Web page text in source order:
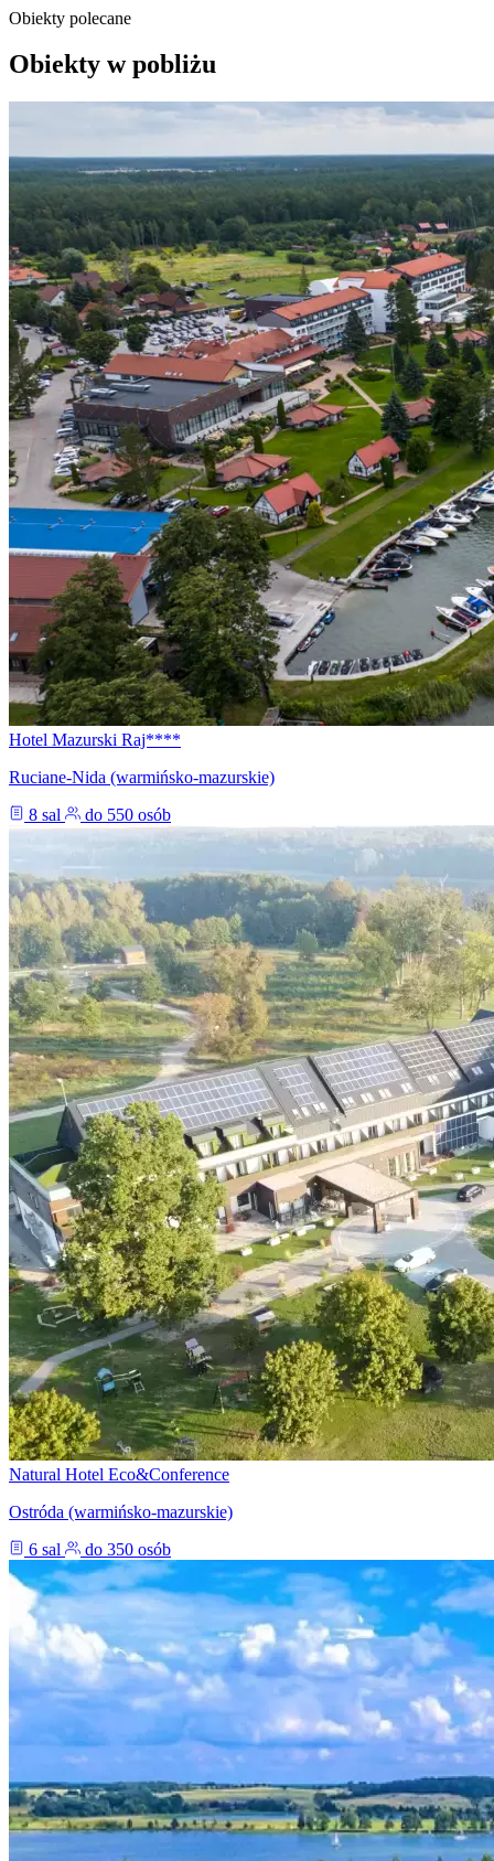
Obiekty polecane
Obiekty w pobliżu
Hotel Mazurski Raj****
Ruciane-Nida (warmińsko-mazurskie)
8 sal
do 550 osób
Natural Hotel Eco&Conference
Ostróda (warmińsko-mazurskie)
6 sal
do 350 osób